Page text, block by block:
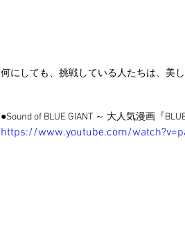
何にしても、挑戦している人たちは、美
●Sound of BLUE GIANT ～ 大人気漫画『
https://www.youtube.com/